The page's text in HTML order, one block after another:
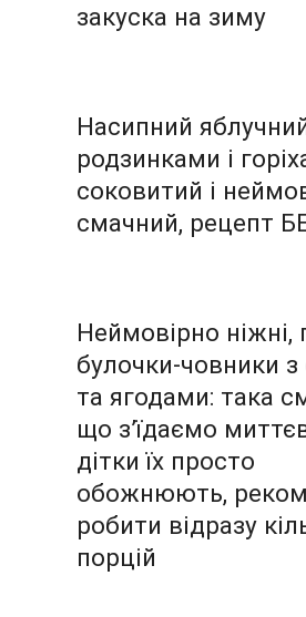
закуска на зиму
Насипний
родзинками і
соковитий і
смачний, рецепт
Неймовірно ніжні,
булочки-човники
та ягодами: така
що з’їдаємо
дітки їх просто
обожнюють,
робити відразу
порцій